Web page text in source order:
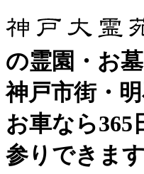
の霊園・お
神戸市街・
お車なら365
参りできます